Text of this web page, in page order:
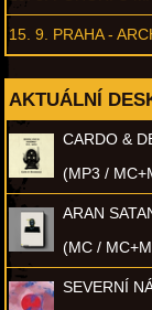
15. 9. PRAHA -
AKTUÁLNÍ
CARDO &
(MP3 /
ARAN
(MC /
SEVERNÍ